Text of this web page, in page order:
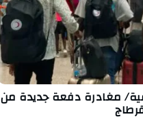
مغادرة دفعة جديدة من